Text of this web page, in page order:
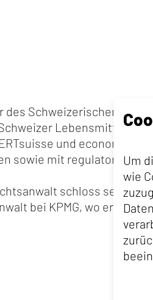
Schweizerischen
und
sowie mit
schloss sein
bei KPMG, wo er
Um
wie